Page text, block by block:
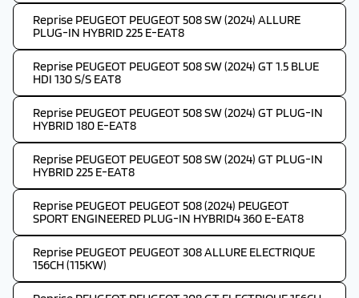
Reprise PEUGEOT PEUGEOT 508 SW (2024) ALLURE
PLUG-IN HYBRID 225 E-EAT8
Reprise PEUGEOT PEUGEOT 508 SW (2024) GT 1.5 BLUE
HDI 130 S/S EAT8
Reprise PEUGEOT PEUGEOT 508 SW (2024) GT PLUG-IN
HYBRID 180 E-EAT8
Reprise PEUGEOT PEUGEOT 508 SW (2024) GT PLUG-IN
HYBRID 225 E-EAT8
Reprise PEUGEOT PEUGEOT 508 (2024) PEUGEOT
SPORT ENGINEERED PLUG-IN HYBRID4 360 E-EAT8
Reprise PEUGEOT PEUGEOT 308 ALLURE ELECTRIQUE
156CH (115KW)